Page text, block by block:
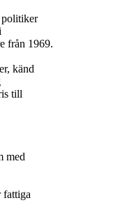
från 1969.
känd
till
med
fattiga